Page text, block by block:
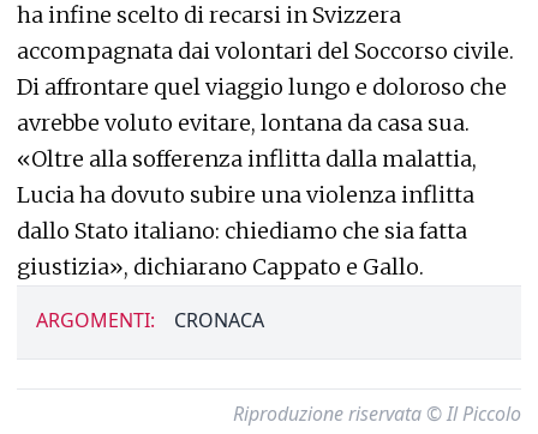
ha infine scelto di recarsi in Svizzera
accompagnata dai volontari del Soccorso civile.
Di affrontare quel viaggio lungo e doloroso che
avrebbe voluto evitare, lontana da casa sua.
«Oltre alla sofferenza inflitta dalla malattia,
Lucia ha dovuto subire una violenza inflitta
dallo Stato italiano: chiediamo che sia fatta
giustizia», dichiarano Cappato e Gallo.
ARGOMENTI: CRONACA
Riproduzione riservata © Il Piccolo